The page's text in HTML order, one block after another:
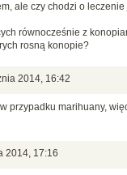
ale czy chodzi o
równocześnie z
rosną konopie?
2014, 16:42
przypadku marihuany,
2014, 17:16